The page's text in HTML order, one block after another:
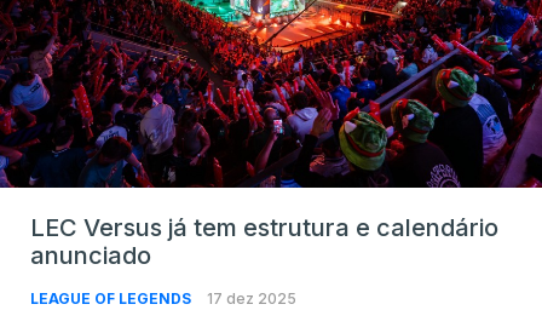
LEC Versus já tem estrutura e calendário
anunciado
LEAGUE OF LEGENDS 17 dez 2025